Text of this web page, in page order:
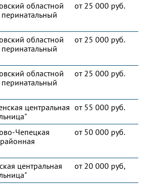
областной
от 25 000 руб.
областной
от 25 000 руб.
областной
от 25 000 руб.
центральная от 55 000 руб.
Чепецкая
от 50 000 руб.
центральная
от 20 000 руб,